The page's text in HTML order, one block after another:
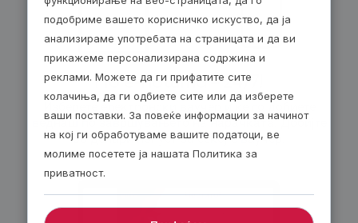
По е-пошта – 24/7!
Изберете електронски ваучер и ќе го добиете
веднаш по завршувањето на нарачката. Добијте
30 денари попуст за секој е-ваучер.
подобриме вашето корисничко искуство, да ја
анализираме употребата на страницата и да ви
прикажеме персонализирана содржина и
реклами. Можете да ги прифатите сите
колачиња, да ги одбиете сите или да изберете
ваши поставки. За повеќе информации за начинот
на кој ги обработуваме вашите податоци, ве
молиме посетете ја нашата Политика за
приватност.